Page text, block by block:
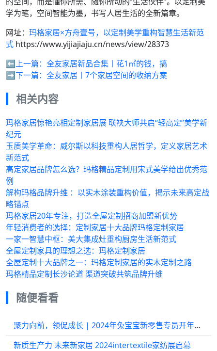
学为笔，空间智能为墨，书写人居生活的全新篇章。
网址： 玛格家居×方舟壹号，以定制美学重构智慧生活新范
式 https://www.yijiajiaju.cn/news/view/28373
⬅️上一篇： 全友家居新品合集丨花1㎡的钱，搞
➡️下一篇： 全友家居丨7个家居空间的收纳方案
相关内容
玛格家居惊艳亮相定制家居展 联袂大师共启“轻高定”美学新
纪元
玉质美学革命：威尔斯以科技重构人居哲学，定义家居艺术
新范式
高定家居品牌怎么选？玛格精品定制用宋式美学给出优秀范
例
解构玛格品牌升维 ：以实木涂装重构价值，揭示未来高定战
略锚点
玛格家居20年专注，打造全屋定制招商加盟新优势
年轻消费者的选择：定制家居十大品牌玛格定制家居
一家一智慧中枢：美大集成灶重构厨房生活新范式
全屋定制家具的理想之选：玛格定制家居
全屋定制十大品牌之一：玛格定制家居的实木定制之路
玛格精品定制长沙论道 渠道突破共筑品牌升维
随便看看
聚力向前，领促成长 | 2024年兔宝宝新零售专员开年大训暨工作启动大会圆满结束！
新质生产力 未来新家居 2024intertextile家纺展启幕